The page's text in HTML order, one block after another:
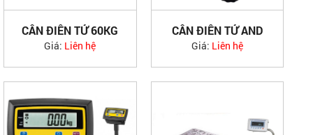
CÂN ĐIỆN TỬ 60KG
AND JAPAN
Giá: Liên hệ
CÂN ĐIỆN TỬ AND
30KG
Giá: Liên hệ